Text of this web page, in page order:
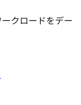
クロードをデー